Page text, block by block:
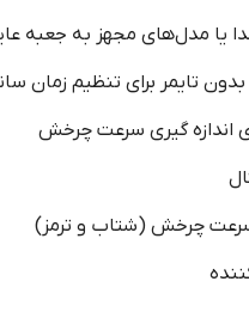
یا مدل‌های مجهز به جعبه
تایمر برای تنظیم زمان
اندازه گیری سرعت چرخش
چرخش (شتاب و ترمز)